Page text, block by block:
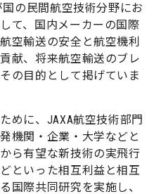
の民間航空技術分野にお
て、国内メーカーの国際
空輸送の安全と航空機利
献、将来航空輸送のブレ
の目的として掲げていま
めに、JAXA航空技術部門
機関・企業・大学などと
ら有望な新技術の実飛行
といった相互利益と相互
国際共同研究を実施し、